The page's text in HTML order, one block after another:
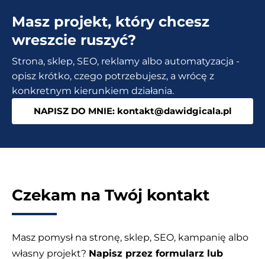
Masz projekt, który chcesz
wreszcie ruszyć?
Strona, sklep, SEO, reklamy albo automatyzacja -
opisz krótko, czego potrzebujesz, a wrócę z
konkretnym kierunkiem działania.
NAPISZ DO MNIE: kontakt@dawidgicala.pl
Czekam na Twój kontakt
Masz pomysł na stronę, sklep, SEO, kampanię albo
własny projekt? Napisz przez formularz lub